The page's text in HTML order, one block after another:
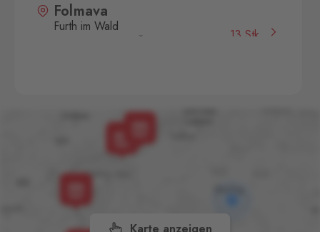
Karte anzeigen
Folmava
Furth im Wald
Folmava č.p. 15, Česká
13 Stk.
Hraničná 11, Kraslice,
Mikulov
28. října 1841/1b, Mikulov,